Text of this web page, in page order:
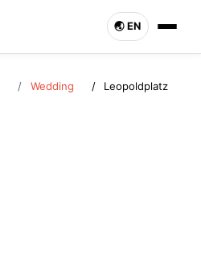
🌏︎ EN
Wedding Leopoldplatz